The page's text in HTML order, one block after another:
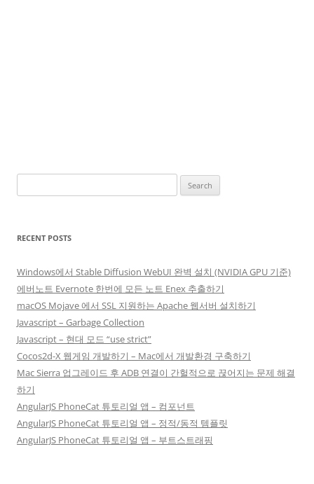
for:
RECENT POSTS
Windows에서 Stable Diffusion WebUI 완벽 설치 (NVIDIA GPU 기준)
에버노트 Evernote 한번에 모든 노트 Enex 추출하기
macOS Mojave 에서 SSL 지원하는 Apache 웹서버 설치하기
Javascript – Garbage Collection
Javascript – 현대 모드 “use strict”
Cocos2d-X 웹게임 개발하기 – Mac에서 개발환경 구축하기
Mac Sierra 업그레이드 후 ADB 연결이 간헐적으로 끊어지는 문제 해결
하기
AngularJS PhoneCat 튜토리얼 앱 – 컴포넌트
AngularJS PhoneCat 튜토리얼 앱 – 정적/동적 템플릿
AngularJS PhoneCat 튜토리얼 앱 – 부트스트래핑